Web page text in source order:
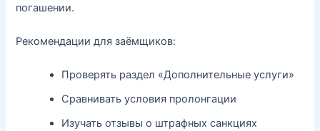
погашении.
Рекомендации для заёмщиков:
Проверять раздел «Дополнительные услуги»
Сравнивать условия пролонгации
Изучать отзывы о штрафных санкциях